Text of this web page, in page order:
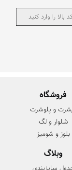
فروشگاه
و پلوشرت
شلوار و لگ
بلوز و شومیز
وبلاگ